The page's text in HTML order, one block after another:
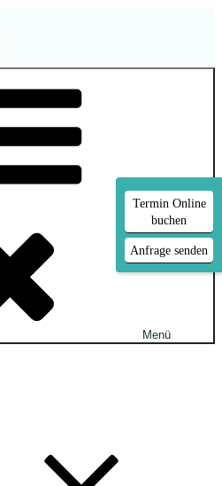
Menü
Termin Online
buchen
Anfrage senden